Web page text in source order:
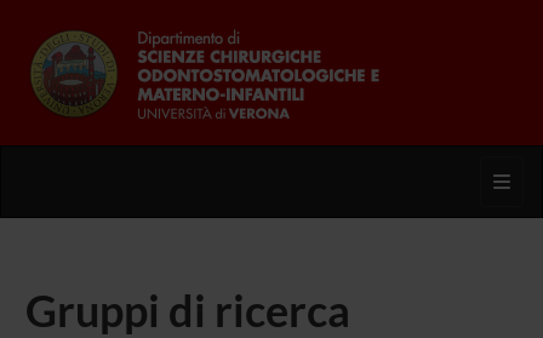
Gruppi di ricerca